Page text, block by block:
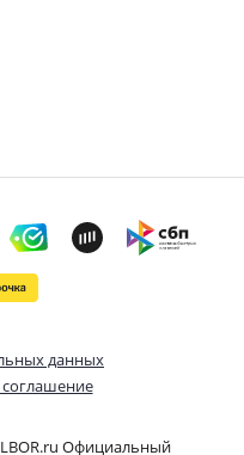
Официальный
данных
соглашение